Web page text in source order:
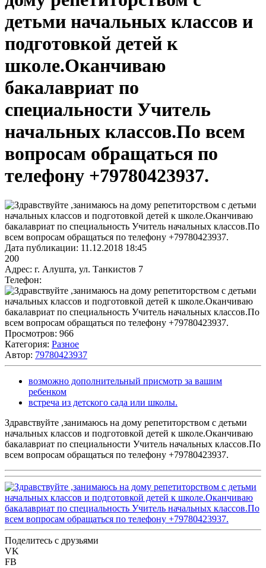
детьми начальных классов и
подготовкой детей к
школе.Оканчиваю
бакалавриат по
специальности Учитель
начальных классов.По всем
вопросам обращаться по
телефону +79780423937.
Дата публикации: 11.12.2018 18:45
200
Адрес: г. Алушта, ул. Танкистов 7
Телефон:
Просмотров: 966
Категория: Разное
Автор: 79780423937
возможно дополнительный присмотр за вашим
ребенком
встреча из детского сада или школы.
Здравствуйте ,занимаюсь на дому репетиторством с детьми
начальных классов и подготовкой детей к школе.Оканчиваю
бакалавриат по специальности Учитель начальных классов.По
всем вопросам обращаться по телефону +79780423937.
Поделитесь с друзьями
VK
FB